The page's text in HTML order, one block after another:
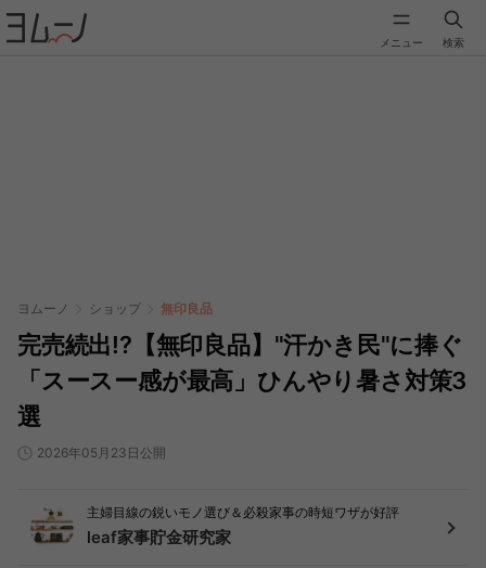
メニュー 検索
ヨムーノ ショップ 無印良品
完売続出!?【無印良品】"汗かき民"に捧ぐ
「スースー感が最高」ひんやり暑さ対策3
選
2026年05月23日公開
主婦目線の鋭いモノ選び＆必殺家事の時短ワザが好評
leaf家事貯金研究家